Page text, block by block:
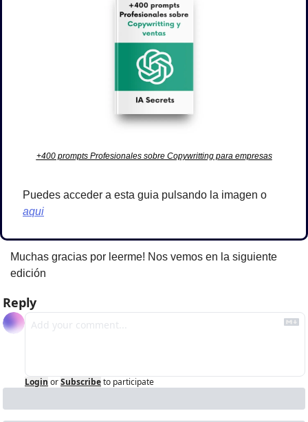
+400 prompts Profesionales sobre Copywritting para empresas
aqui
Muchas gracias por leerme! Nos vemos en la siguiente
edición
Reply
Login orSubscribeto participate